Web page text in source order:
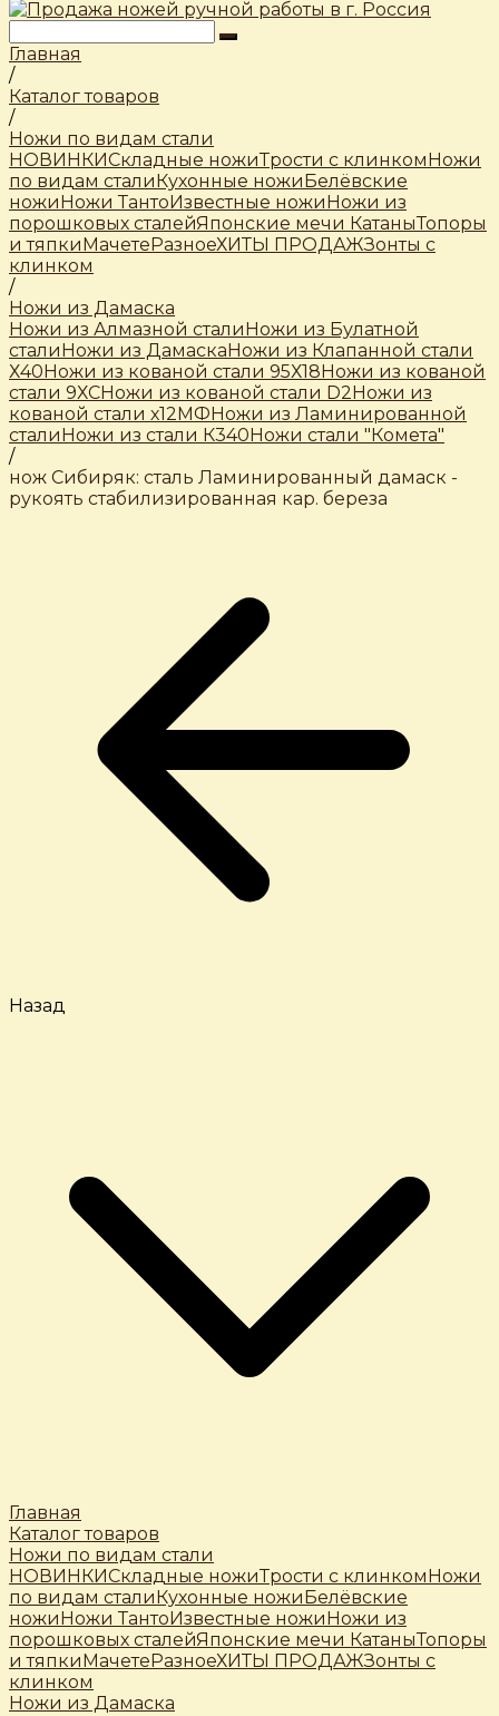
Главная
/
Каталог товаров
/
Ножи по видам стали
НОВИНКИСкладные ножиТрости c клинкомНожи
по видам сталиКухонные ножиБелёвские
ножиНожи ТантоИзвестные ножиНожи из
порошковых сталейЯпонские мечи КатаныТопоры
и тяпкиМачетеРазноеХИТЫ ПРОДАЖЗонты с
клинком
/
Ножи из Дамаска
Ножи из Алмазной сталиНожи из Булатной
сталиНожи из ДамаскаНожи из Клапанной стали
Х40Ножи из кованой стали 95Х18Ножи из кованой
стали 9ХСНожи из кованой стали D2Ножи из
кованой стали х12МФНожи из Ламинированной
сталиНожи из стали К340Ножи стали "Комета"
/
нож Сибиряк: сталь Ламинированный дамаск -
рукоять стабилизированная кар. береза
Назад
Главная
Каталог товаров
Ножи по видам стали
НОВИНКИСкладные ножиТрости c клинкомНожи
по видам сталиКухонные ножиБелёвские
ножиНожи ТантоИзвестные ножиНожи из
порошковых сталейЯпонские мечи КатаныТопоры
и тяпкиМачетеРазноеХИТЫ ПРОДАЖЗонты с
клинком
Ножи из Дамаска